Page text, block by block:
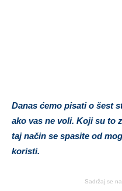
Danas ćemo pisati o šest
ako vas ne voli. Koji su to
taj način se spasite od
koristi.
Sadržaj se